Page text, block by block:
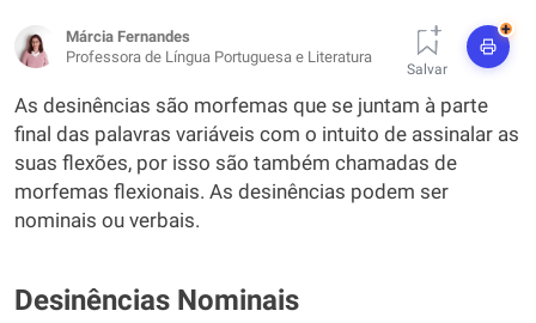
Márcia Fernandes
Professora de Língua Portuguesa e Literatura
Salvar
+
As desinências são morfemas que se juntam à parte
final das palavras variáveis com o intuito de assinalar as
suas flexões, por isso são também chamadas de
morfemas flexionais. As desinências podem ser
nominais ou verbais.
Desinências Nominais